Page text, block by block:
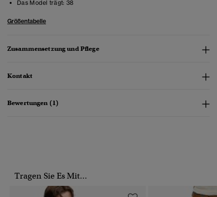
Das Model trägt: 38
Größentabelle
Zusammensetzung und Pflege
Kontakt
Bewertungen (1)
Tragen Sie Es Mit...